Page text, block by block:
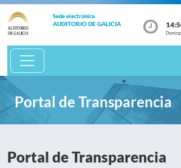
Sede electrónica
AUDITORIO DE GALICIA
Portal de Transparencia
Portal de Transparencia